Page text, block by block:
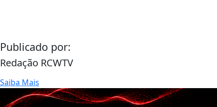
Publicado por:
Redação RCWTV
Saiba Mais